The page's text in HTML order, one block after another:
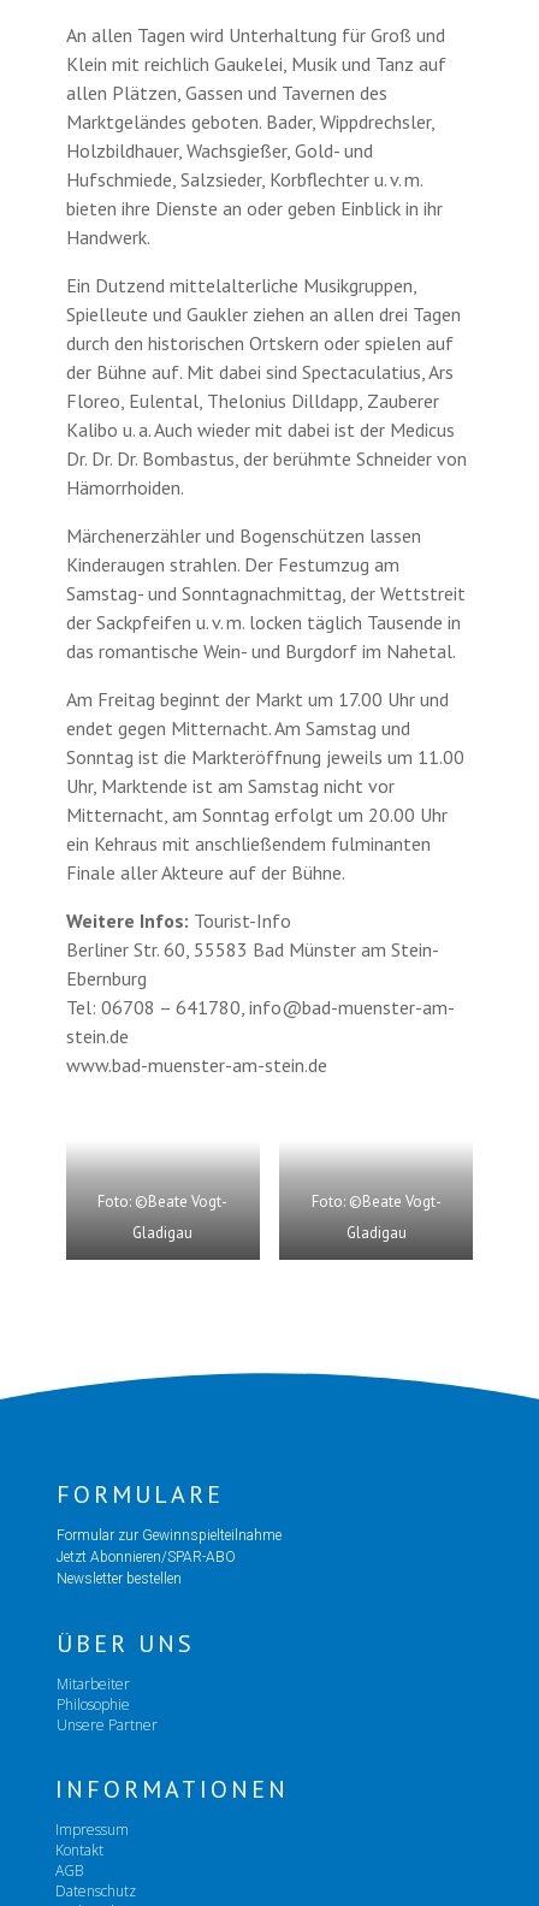
An allen Tagen wird Unterhaltung für Groß und
Klein mit reichlich Gaukelei, Musik und Tanz auf
allen Plätzen, Gassen und Tavernen des
Marktgeländes geboten. Bader, Wippdrechsler,
Holzbildhauer, Wachsgießer, Gold- und
Hufschmiede, Salzsieder, Korbflechter u. v. m.
bieten ihre Dienste an oder geben Einblick in ihr
Handwerk.
Ein Dutzend mittelalterliche Musikgruppen,
Spielleute und Gaukler ziehen an allen drei Tagen
durch den historischen Ortskern oder spielen auf
der Bühne auf. Mit dabei sind Spectaculatius, Ars
Floreo, Eulental, Thelonius Dilldapp, Zauberer
Kalibo u. a. Auch wieder mit dabei ist der Medicus
Dr. Dr. Dr. Bombastus, der berühmte Schneider von
Hämorrhoiden.
Märchenerzähler und Bogenschützen lassen
Kinderaugen strahlen. Der Festumzug am
Samstag- und Sonntagnachmittag, der Wettstreit
der Sackpfeifen u. v. m. locken täglich Tausende in
das romantische Wein- und Burgdorf im Nahetal.
Am Freitag beginnt der Markt um 17.00 Uhr und
endet gegen Mitternacht. Am Samstag und
Sonntag ist die Markteröffnung jeweils um 11.00
Uhr, Marktende ist am Samstag nicht vor
Mitternacht, am Sonntag erfolgt um 20.00 Uhr
ein Kehraus mit anschließendem fulminanten
Finale aller Akteure auf der Bühne.
Weitere Infos: Tourist-Info
Berliner Str. 60, 55583 Bad Münster am Stein-
Ebernburg
Tel: 06708 – 641780, info@bad-muenster-am-
stein.de
www.bad-muenster-am-stein.de
Foto: ©Beate Vogt-
Gladigau
Foto: ©Beate Vogt-
Gladigau
FORMULARE
Formular zur Gewinnspielteilnahme
Jetzt Abonnieren/SPAR-ABO
Newsletter bestellen
ÜBER UNS
Mitarbeiter
Philosophie
Unsere Partner
INFORMATIONEN
Impressum
Kontakt
AGB
Datenschutz